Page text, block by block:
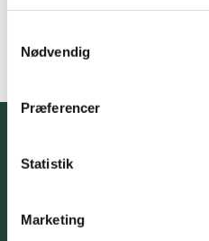
Nødvendig
Præferencer
Statistik
Marketing
Kalender